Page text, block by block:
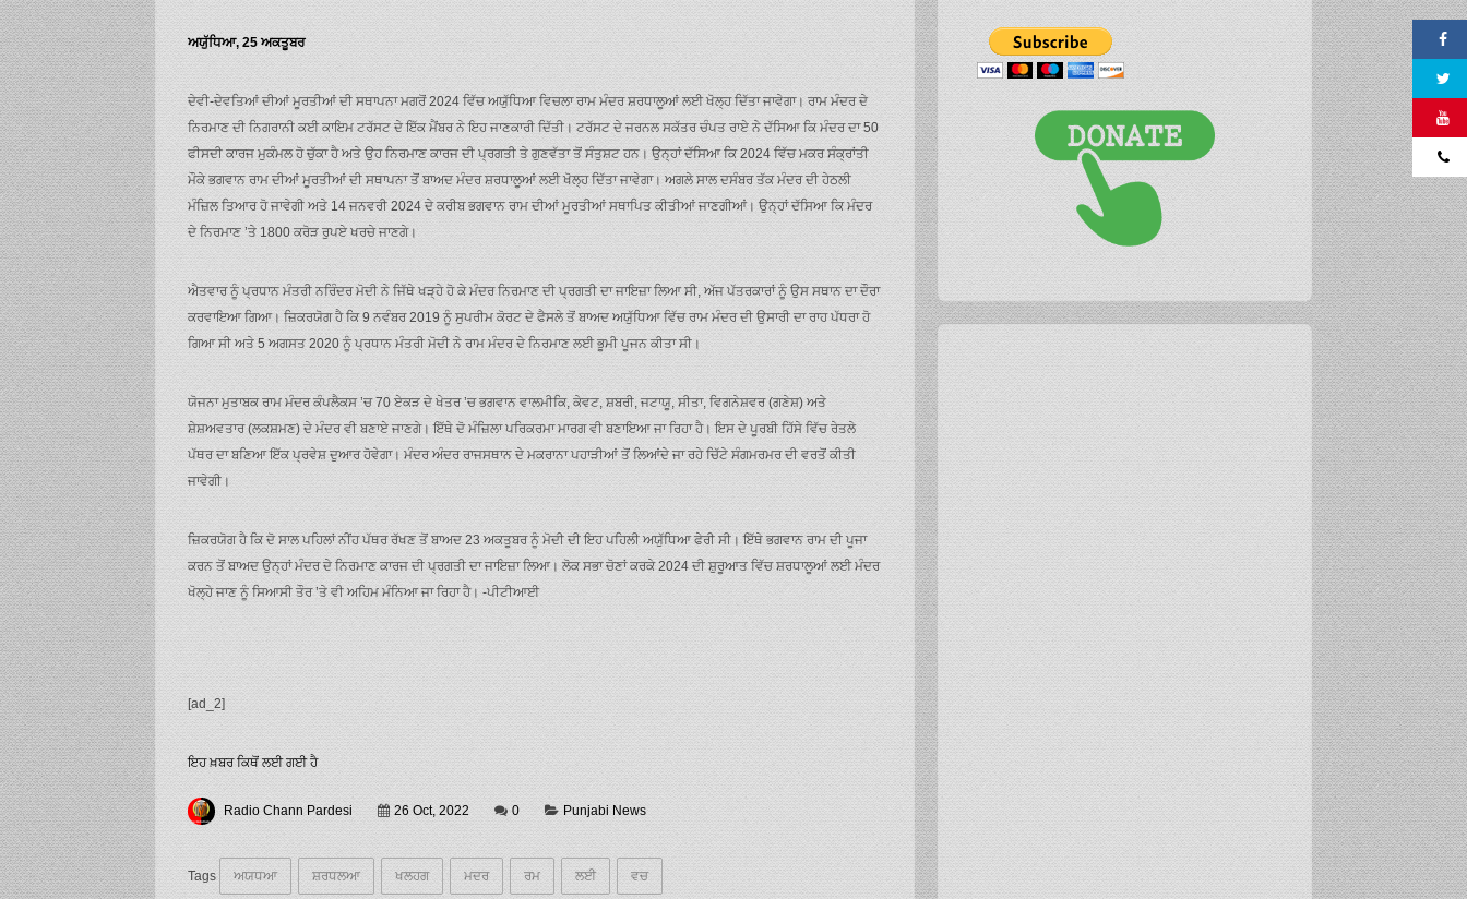
ਅਯੁੱਧਿਆ, 25 ਅਕਤੂਬਰ
ਦੇਵੀ-ਦੇਵਤਿਆਂ ਦੀਆਂ ਮੂਰਤੀਆਂ ਦੀ ਸਥਾਪਨਾ ਮਗਰੋਂ 2024 ਵਿੱਚ ਅਯੁੱਧਿਆ ਵਿਚਲਾ ਰਾਮ ਮੰਦਰ ਸ਼ਰਧਾਲੂਆਂ ਲਈ ਖੋਲ੍ਹ ਦਿੱਤਾ ਜਾਵੇਗਾ। ਰਾਮ ਮੰਦਰ ਦੇ
ਨਿਰਮਾਣ ਦੀ ਨਿਗਰਾਨੀ ਕਈ ਕਾਇਮ ਟਰੱਸਟ ਦੇ ਇੱਕ ਮੈਂਬਰ ਨੇ ਇਹ ਜਾਣਕਾਰੀ ਦਿੱਤੀ। ਟਰੱਸਟ ਦੇ ਜਰਨਲ ਸਕੱਤਰ ਚੰਪਤ ਰਾਏ ਨੇ ਦੱਸਿਆ ਕਿ ਮੰਦਰ ਦਾ 50
ਫੀਸਦੀ ਕਾਰਜ ਮੁਕੰਮਲ ਹੋ ਚੁੱਕਾ ਹੈ ਅਤੇ ਉਹ ਨਿਰਮਾਣ ਕਾਰਜ ਦੀ ਪ੍ਰਗਤੀ ਤੇ ਗੁਣਵੱਤਾ ਤੋਂ ਸੰਤੁਸ਼ਟ ਹਨ। ਉਨ੍ਹਾਂ ਦੱਸਿਆ ਕਿ 2024 ਵਿੱਚ ਮਕਰ ਸੰਕ੍ਰਾਂਤੀ
ਮੌਕੇ ਭਗਵਾਨ ਰਾਮ ਦੀਆਂ ਮੂਰਤੀਆਂ ਦੀ ਸਥਾਪਨਾ ਤੋਂ ਬਾਅਦ ਮੰਦਰ ਸ਼ਰਧਾਲੂਆਂ ਲਈ ਖੋਲ੍ਹ ਦਿੱਤਾ ਜਾਵੇਗਾ। ਅਗਲੇ ਸਾਲ ਦਸੰਬਰ ਤੱਕ ਮੰਦਰ ਦੀ ਹੇਠਲੀ
ਮੰਜ਼ਿਲ ਤਿਆਰ ਹੋ ਜਾਵੇਗੀ ਅਤੇ 14 ਜਨਵਰੀ 2024 ਦੇ ਕਰੀਬ ਭਗਵਾਨ ਰਾਮ ਦੀਆਂ ਮੂਰਤੀਆਂ ਸਥਾਪਿਤ ਕੀਤੀਆਂ ਜਾਣਗੀਆਂ। ਉਨ੍ਹਾਂ ਦੱਸਿਆ ਕਿ ਮੰਦਰ
ਦੇ ਨਿਰਮਾਣ ’ਤੇ 1800 ਕਰੋੜ ਰੁਪਏ ਖਰਚੇ ਜਾਣਗੇ।
ਐਤਵਾਰ ਨੂੰ ਪ੍ਰਧਾਨ ਮੰਤਰੀ ਨਰਿੰਦਰ ਮੋਦੀ ਨੇ ਜਿੱਥੇ ਖੜ੍ਹੇ ਹੋ ਕੇ ਮੰਦਰ ਨਿਰਮਾਣ ਦੀ ਪ੍ਰਗਤੀ ਦਾ ਜਾਇਜ਼ਾ ਲਿਆ ਸੀ, ਅੱਜ ਪੱਤਰਕਾਰਾਂ ਨੂੰ ਉਸ ਸਥਾਨ ਦਾ ਦੌਰਾ
ਕਰਵਾਇਆ ਗਿਆ। ਜ਼ਿਕਰਯੋਗ ਹੈ ਕਿ 9 ਨਵੰਬਰ 2019 ਨੂੰ ਸੁਪਰੀਮ ਕੋਰਟ ਦੇ ਫੈਸਲੇ ਤੋਂ ਬਾਅਦ ਅਯੁੱਧਿਆ ਵਿੱਚ ਰਾਮ ਮੰਦਰ ਦੀ ਉਸਾਰੀ ਦਾ ਰਾਹ ਪੱਧਰਾ ਹੋ
ਗਿਆ ਸੀ ਅਤੇ 5 ਅਗਸਤ 2020 ਨੂੰ ਪ੍ਰਧਾਨ ਮੰਤਰੀ ਮੋਦੀ ਨੇ ਰਾਮ ਮੰਦਰ ਦੇ ਨਿਰਮਾਣ ਲਈ ਭੂਮੀ ਪੂਜਨ ਕੀਤਾ ਸੀ।
ਯੋਜਨਾ ਮੁਤਾਬਕ ਰਾਮ ਮੰਦਰ ਕੰਪਲੈਕਸ ’ਚ 70 ਏਕੜ ਦੇ ਖੇਤਰ ’ਚ ਭਗਵਾਨ ਵਾਲਮੀਕਿ, ਕੇਵਟ, ਸ਼ਬਰੀ, ਜਟਾਯੂ, ਸੀਤਾ, ਵਿਗਨੇਸ਼ਵਰ (ਗਣੇਸ਼) ਅਤੇ
ਸ਼ੇਸ਼ਅਵਤਾਰ (ਲਕਸ਼ਮਣ) ਦੇ ਮੰਦਰ ਵੀ ਬਣਾਏ ਜਾਣਗੇ। ਇੱਥੇ ਦੋ ਮੰਜ਼ਿਲਾ ਪਰਿਕਰਮਾ ਮਾਰਗ ਵੀ ਬਣਾਇਆ ਜਾ ਰਿਹਾ ਹੈ। ਇਸ ਦੇ ਪੂਰਬੀ ਹਿੱਸੇ ਵਿੱਚ ਰੇਤਲੇ
ਪੱਥਰ ਦਾ ਬਣਿਆ ਇੱਕ ਪ੍ਰਵੇਸ਼ ਦੁਆਰ ਹੋਵੇਗਾ। ਮੰਦਰ ਅੰਦਰ ਰਾਜਸਥਾਨ ਦੇ ਮਕਰਾਨਾ ਪਹਾੜੀਆਂ ਤੋਂ ਲਿਆਂਦੇ ਜਾ ਰਹੇ ਚਿੱਟੇ ਸੰਗਮਰਮਰ ਦੀ ਵਰਤੋਂ ਕੀਤੀ
ਜਾਵੇਗੀ।
ਜ਼ਿਕਰਯੋਗ ਹੈ ਕਿ ਦੋ ਸਾਲ ਪਹਿਲਾਂ ਨੀਂਹ ਪੱਥਰ ਰੱਖਣ ਤੋਂ ਬਾਅਦ 23 ਅਕਤੂਬਰ ਨੂੰ ਮੋਦੀ ਦੀ ਇਹ ਪਹਿਲੀ ਅਯੁੱਧਿਆ ਫੇਰੀ ਸੀ। ਇੱਥੇ ਭਗਵਾਨ ਰਾਮ ਦੀ ਪੂਜਾ
ਕਰਨ ਤੋਂ ਬਾਅਦ ਉਨ੍ਹਾਂ ਮੰਦਰ ਦੇ ਨਿਰਮਾਣ ਕਾਰਜ ਦੀ ਪ੍ਰਗਤੀ ਦਾ ਜਾਇਜ਼ਾ ਲਿਆ। ਲੋਕ ਸਭਾ ਚੋਣਾਂ ਕਰਕੇ 2024 ਦੀ ਸ਼ੁਰੂਆਤ ਵਿੱਚ ਸ਼ਰਧਾਲੂਆਂ ਲਈ ਮੰਦਰ
ਖੋਲ੍ਹੇ ਜਾਣ ਨੂੰ ਸਿਆਸੀ ਤੌਰ ’ਤੇ ਵੀ ਅਹਿਮ ਮੰਨਿਆ ਜਾ ਰਿਹਾ ਹੈ। -ਪੀਟੀਆਈ
[ad_2]
ਇਹ ਖ਼ਬਰ ਕਿਥੋਂ ਲਈ ਗਈ ਹੈ
Radio Chann Pardesi 26 Oct, 2022 0 Punjabi News
Tags ਅਯਧਆ ਸ਼ਰਧਲਆ ਖਲਹਗ ਮਦਰ ਰਮ ਲਈ ਵਚ